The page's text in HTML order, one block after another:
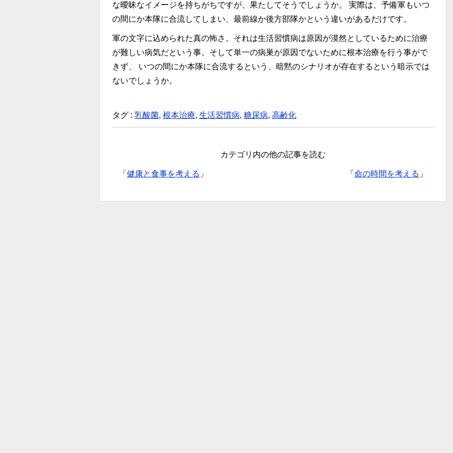
な曖昧なイメージを持ちがちですが、果たしてそうでしょうか。 実際は、予備軍もいつ
の間にか本隊に合流してしまい、最前線か後方部隊かという違いがあるだけです。
軍の文字に込められた真の怖さ。それは生活習慣病は原因が漠然としているために治療
が難しい病気だという事。そして単一の病巣が原因でないために根本治療を行う事がで
きず、 いつの間にか本隊に合流するという、暗黙のシナリオが存在するという暗示では
ないでしょうか。
タグ : 乳酸菌, 根本治療, 生活習慣病, 糖尿病, 高齢化
カテゴリ内の他の記事を読む
「 命の時間を考える 」
「 健康と食事を考える 」